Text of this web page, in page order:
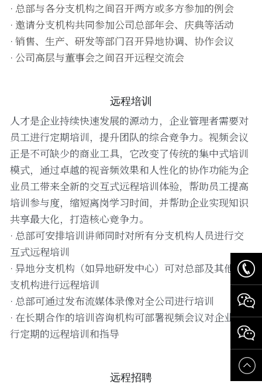
· 总部与各分支机构之间召开两方或多方参加的例会
· 邀请分支机构共同参加公司总部年会、庆典等活动
· 销售、生产、研发等部门召开异地协调、协作会议
· 公司高层与董事会之间召开远程交流会
远程培训
人才是企业持续快速发展的源动力，企业管理者需要对
员工进行定期培训，提升团队的综合竞争力。视频会议
正是不可缺少的商业工具，它改变了传统的集中式培训
模式，通过卓越的视音频效果和人性化的协作功能为企
业员工带来全新的交互式远程培训体验，帮助员工提高
培训参与度，缩短离岗学习时间，并帮助企业实现知识
共享最大化，打造核心竞争力。
· 总部可安排培训讲师同时对所有分支机构人员进行交
互式远程培训
· 异地分支机构（如异地研发中心）可对总部及其他分
支机构进行远程培训
· 总部可通过发布流媒体录像对全公司进行培训
· 在长期合作的培训咨询机构可部署视频会议对企业进
行定期的远程培训和指导
远程招聘